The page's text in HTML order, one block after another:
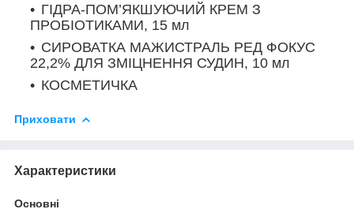
ГІДРА-ПОМ’ЯКШУЮЧИЙ КРЕМ З
ПРОБІОТИКАМИ, 15 мл
СИРОВАТКА МАЖИСТРАЛЬ РЕД ФОКУС
22,2% ДЛЯ ЗМІЦНЕННЯ СУДИН, 10 мл
КОСМЕТИЧКА
Приховати
Характеристики
Основні